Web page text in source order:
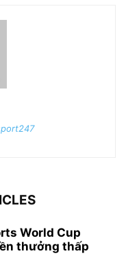
World Cup
thưởng thấp